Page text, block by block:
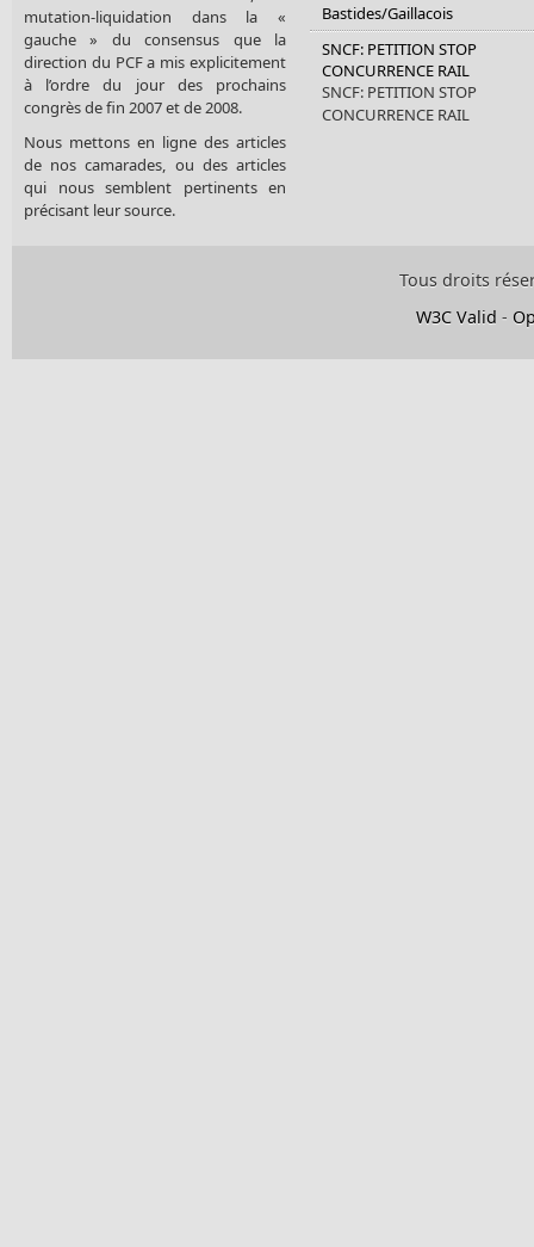
mutation-liquidation dans la «
gauche » du consensus que la
direction du PCF a mis explicitement
à l’ordre du jour des prochains
congrès de fin 2007 et de 2008.
Nous mettons en ligne des articles
de nos camarades, ou des articles
qui nous semblent pertinents en
précisant leur source.
Bastides/Gaillacois
SNCF: PETITION STOP
CONCURRENCE RAIL
SNCF: PETITION STOP
CONCURRENCE RAIL
Tous droits
W3C Valid -